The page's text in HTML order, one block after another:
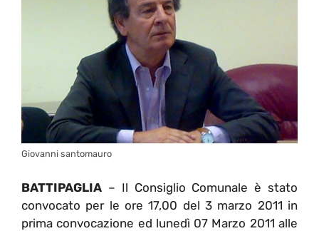
Giovanni santomauro
BATTIPAGLIA – Il Consiglio Comunale è stato
convocato per le ore 17,00 del 3 marzo 2011 in
prima convocazione ed lunedì 07 Marzo 2011 alle